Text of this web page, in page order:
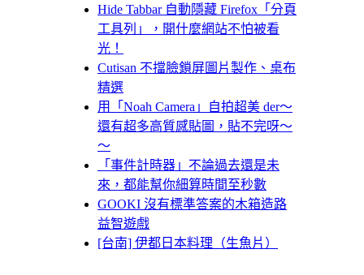
Hide Tabbar 自動隱藏 Firefox「分頁
工具列」，開什麼網站不怕被看
光！
Cutisan 不擋臉鎖屏圖片製作、桌布
精選
用「Noah Camera」自拍超美 der～
還有超多高質感貼圖，貼不完呀～
～
「事件計時器」不論過去還是未
來，都能幫你細算時間至秒數
GOOKI 沒有標準答案的木箱造路
益智遊戲
[台南] 伊都日本料理（生魚片）